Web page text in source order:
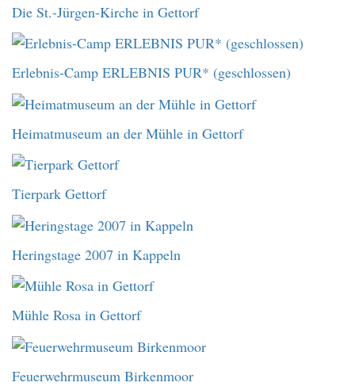
Die St.-Jürgen-Kirche in Gettorf
Erlebnis-Camp ERLEBNIS PUR* (geschlossen)
Heimatmuseum an der Mühle in Gettorf
Tierpark Gettorf
Heringstage 2007 in Kappeln
Mühle Rosa in Gettorf
Feuerwehrmuseum Birkenmoor